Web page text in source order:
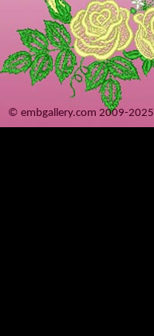
© embgallery.com 2009-2025